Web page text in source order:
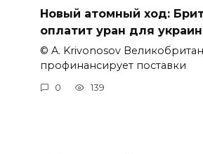
Новый атомный ход:
оплатит уран для
© A. Krivonosov
профинансирует поставки
0 139